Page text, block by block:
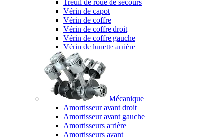
Treuil de roue de secours
Vérin de capot
Vérin de coffre
Vérin de coffre droit
Vérin de coffre gauche
Vérin de lunette arrière
Mécanique
Amortisseur avant droit
Amortisseur avant gauche
Amortisseurs arrière
Amortisseurs avant